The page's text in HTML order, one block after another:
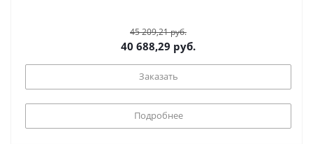
45 209,21 руб.
40 688,29 руб.
Заказать
Подробнее